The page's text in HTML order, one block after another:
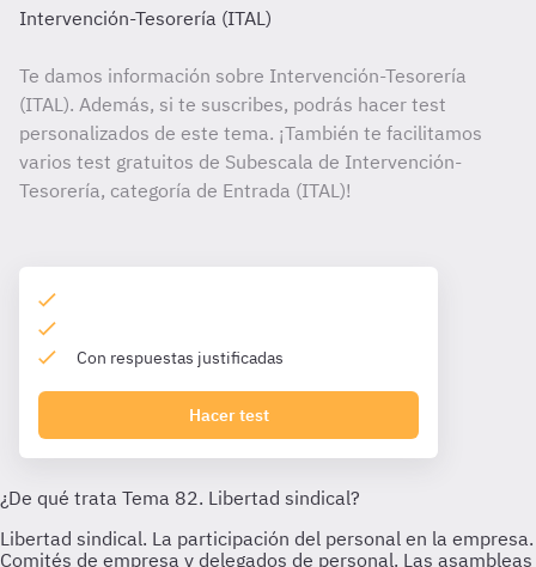
Intervención-Tesorería (ITAL)
Te damos información sobre Intervención-Tesorería
(ITAL). Además, si te suscribes, podrás hacer test
personalizados de este tema. ¡También te facilitamos
varios test gratuitos de Subescala de Intervención-
Tesorería, categoría de Entrada (ITAL)!
Con respuestas justificadas
Hacer test